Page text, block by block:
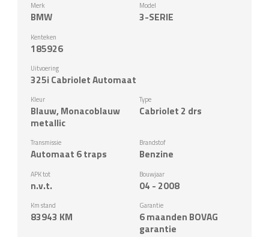
Merk
BMW
Model
3-SERIE
Kenteken
185926
Uitvoering
325i Cabriolet Automaat
Kleur
Blauw, Monacoblauw
metallic
Type
Cabriolet 2 drs
Transmissie
Automaat 6 traps
Brandstof
Benzine
APK tot
n.v.t.
Bouwjaar
04 - 2008
Km stand
83943 KM
Garantie
6 maanden BOVAG
garantie